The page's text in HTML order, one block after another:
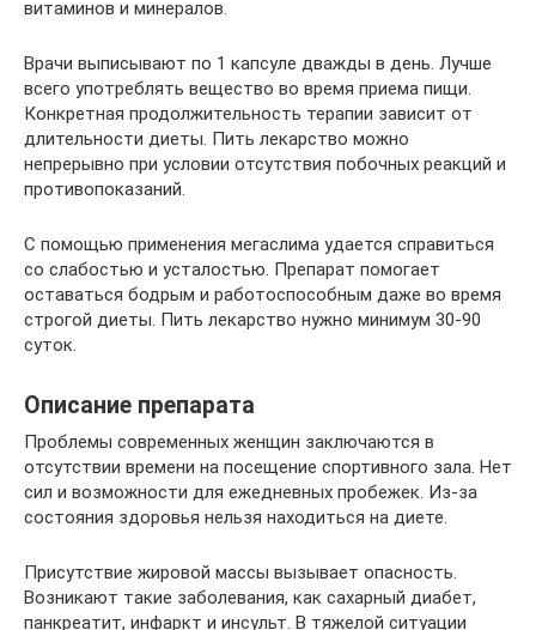
витаминов и минералов.
Врачи выписывают по 1 капсуле дважды в день. Лучше
всего употреблять вещество во время приема пищи.
Конкретная продолжительность терапии зависит от
длительности диеты. Пить лекарство можно
непрерывно при условии отсутствия побочных реакций и
противопоказаний.
С помощью применения мегаслима удается справиться
со слабостью и усталостью. Препарат помогает
оставаться бодрым и работоспособным даже во время
строгой диеты. Пить лекарство нужно минимум 30-90
суток.
Описание препарата
Проблемы современных женщин заключаются в
отсутствии времени на посещение спортивного зала. Нет
сил и возможности для ежедневных пробежек. Из-за
состояния здоровья нельзя находиться на диете.
Присутствие жировой массы вызывает опасность.
Возникают такие заболевания, как сахарный диабет,
панкреатит, инфаркт и инсульт. В тяжелой ситуации